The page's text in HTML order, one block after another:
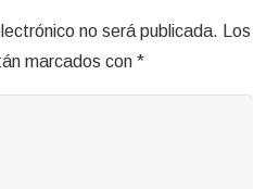
no será publicada.
Los
marcados con *